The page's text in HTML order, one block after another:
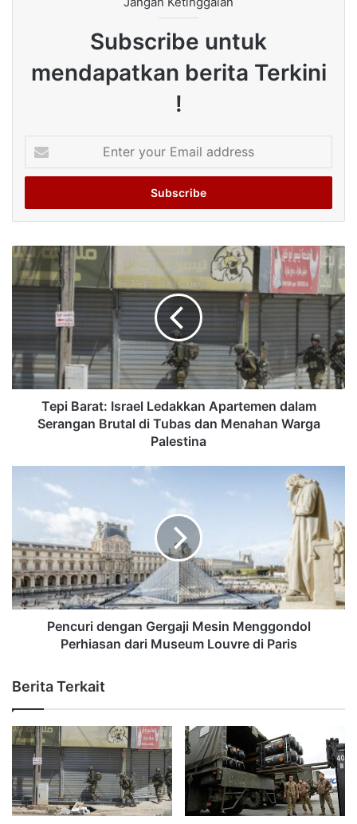
Subscribe untuk
mendapatkan berita Terkini
!
your
Email
Tepi Barat: Israel Ledakkan Apartemen dalam
Serangan Brutal di Tubas dan Menahan Warga
Palestina
Pencuri dengan Gergaji Mesin Menggondol
Perhiasan dari Museum Louvre di Paris
Berita Terkait